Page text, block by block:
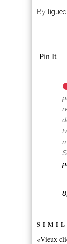
By
Pin It
«Vieux